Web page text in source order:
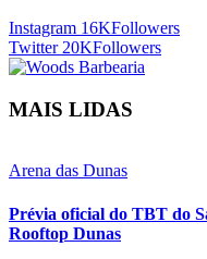
Instagram 16KFollowers
Twitter 20KFollowers
MAIS LIDAS
Arena das Dunas
Prévia oficial do TBT do
Rooftop Dunas